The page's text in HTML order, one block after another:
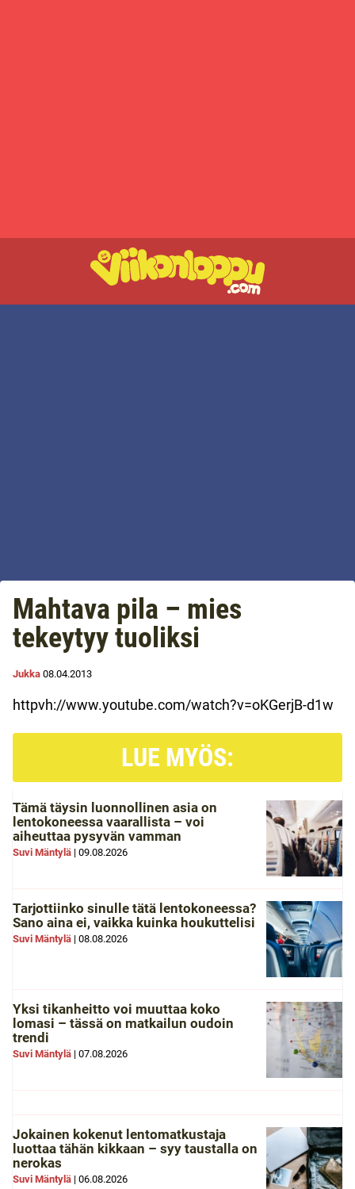
Mahtava pila – mies
tekeytyy tuoliksi
Jukka 08.04.2013
httpvh://www.youtube.com/watch?v=oKGerjB-d1w
LUE MYÖS:
Tämä täysin luonnollinen asia on
lentokoneessa vaarallista – voi
aiheuttaa pysyvän vamman
Suvi Mäntylä | 09.08.2026
Tarjottiinko sinulle tätä lentokoneessa?
Sano aina ei, vaikka kuinka houkuttelisi
Suvi Mäntylä | 08.08.2026
Yksi tikanheitto voi muuttaa koko
lomasi – tässä on matkailun oudoin
trendi
Suvi Mäntylä | 07.08.2026
Jokainen kokenut lentomatkustaja
luottaa tähän kikkaan – syy taustalla on
nerokas
Suvi Mäntylä | 06.08.2026